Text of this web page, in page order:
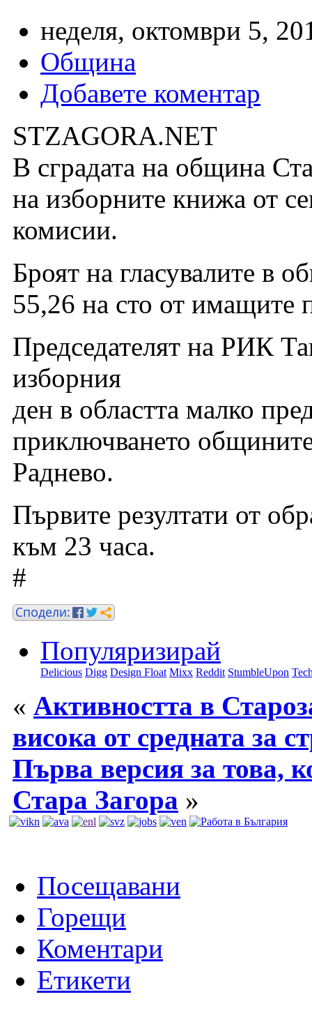
неделя, октомври 5,
Община
Добавете коментар
STZAGORA.NEТ
В сградата на община
на изборните книжа от
комисии.
Броят на гласувалите в
55,26 на сто от имащите
Председателят на РИК
изборния
ден в областта малко
приключването
Раднево.
Първите резултати от
към 23 часа.
#
Популяризирай
Delicious Digg Design Float Mixx Reddit StumbleUpon
« Активността в
висока от средната за
Първа версия за това,
Стара Загора »
Посещавани
Горещи
Коментари
Етикети